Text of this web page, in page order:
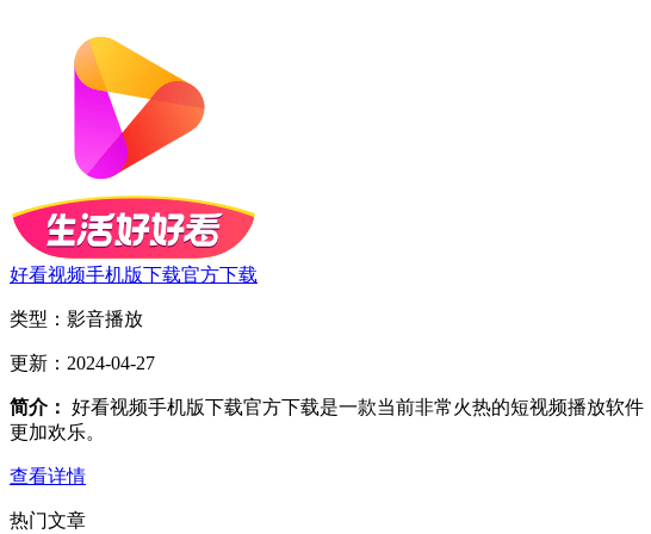
好看视频手机版下载官方下载
类型： 影音播放
更新： 2024-04-27
简介： 好看视频手机版下载官方下载是一款当前非常火热的短视频播放软
更加欢乐。
查看详情
热门文章